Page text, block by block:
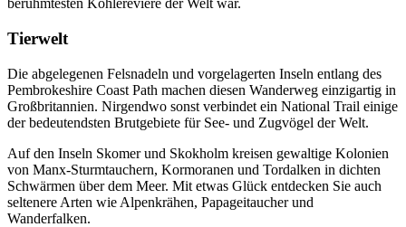
berühmtesten Kohlereviere der Welt war.
Tierwelt
Die abgelegenen Felsnadeln und vorgelagerten Inseln entlang des
Pembrokeshire Coast Path machen diesen Wanderweg einzigartig in
Großbritannien. Nirgendwo sonst verbindet ein National Trail einige
der bedeutendsten Brutgebiete für See- und Zugvögel der Welt.
Auf den Inseln Skomer und Skokholm kreisen gewaltige Kolonien
von Manx-Sturmtauchern, Kormoranen und Tordalken in dichten
Schwärmen über dem Meer. Mit etwas Glück entdecken Sie auch
seltenere Arten wie Alpenkrähen, Papageitaucher und
Wanderfalken.